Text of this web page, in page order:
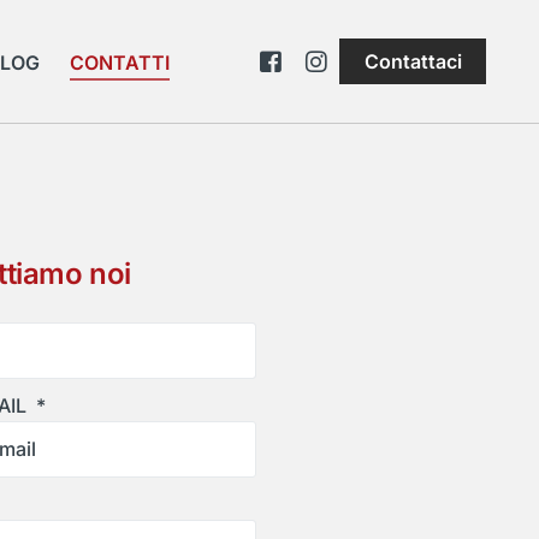
CONTATTI Contattaci
noi